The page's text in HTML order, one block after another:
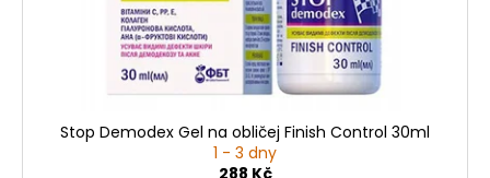
Stop Demodex Gel na obličej Finish Control 30ml
1 - 3 dny
288 Kč